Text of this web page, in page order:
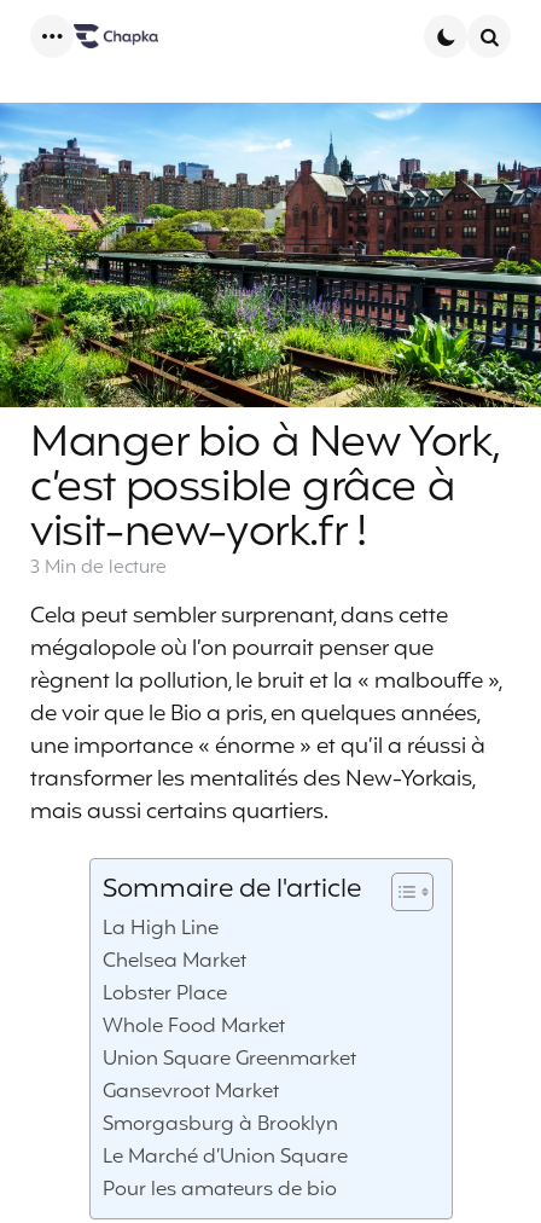
Manger bio à New York,
c’est possible grâce à
visit-new-york.fr !
3 Min de lecture
Cela peut sembler surprenant, dans cette
mégalopole où l’on pourrait penser que
règnent la pollution, le bruit et la « malbouffe »,
de voir que le Bio a pris, en quelques années,
une importance « énorme » et qu’il a réussi à
transformer les mentalités des New-Yorkais,
mais aussi certains quartiers.
Sommaire de l'article
La High Line
Chelsea Market
Lobster Place
Whole Food Market
Union Square Greenmarket
Gansevroot Market
Smorgasburg à Brooklyn
Le Marché d’Union Square
Pour les amateurs de bio